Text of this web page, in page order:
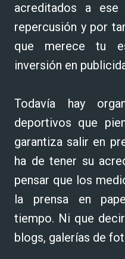
acreditados a ese
repercusión y por
que merece tu
inversión en
Todavía hay
deportivos que
garantiza salir en
ha de tener su
pensar que los
la prensa en
tiempo. Ni que
blogs, galerías de